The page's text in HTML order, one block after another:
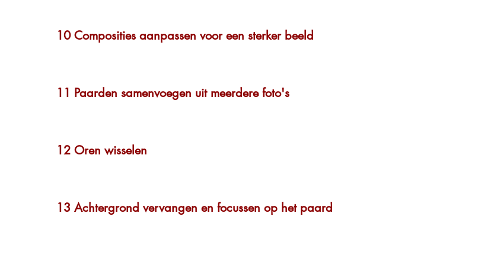
10 Composities aanpassen voor een sterker beeld
11 Paarden samenvoegen uit meerdere foto's
12 Oren wisselen
13 Achtergrond vervangen en focussen op het paard